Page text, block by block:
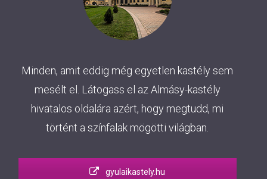
Minden, amit eddig még egyetlen kastély sem
mesélt el. Látogass el az Almásy-kastély
hivatalos oldalára azért, hogy megtudd, mi
történt a színfalak mögötti világban.
gyulaikastely.hu